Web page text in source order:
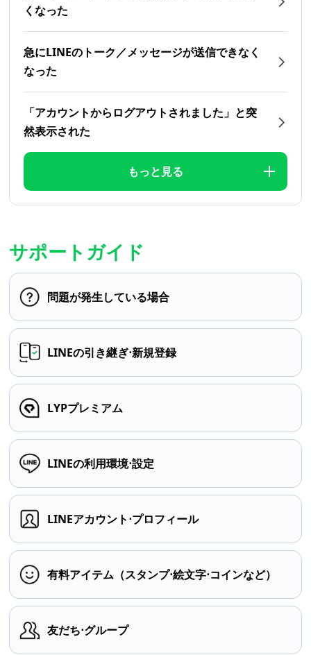
くなった
急にLINEのトーク／メッセージが送信できなく
なった
「アカウントからログアウトされました」と突
然表示された
もっと見る
サポートガイド
問題が発生している場合
LINEの引き継ぎ⋅新規登録
LYPプレミアム
LINEの利用環境⋅設定
LINEアカウント⋅プロフィール
有料アイテム（スタンプ⋅絵文字⋅コインなど）
友だち⋅グループ